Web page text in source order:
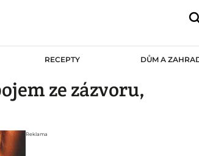
RECEPTY DŮM A
ze zázvoru,
Reklama